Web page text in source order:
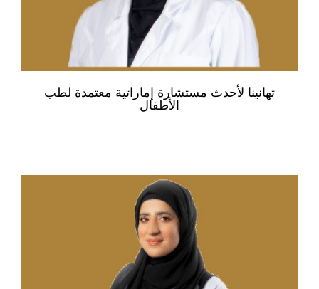
تهانينا لأحدث مستشارة إماراتية معتمدة لطب
الأطفال